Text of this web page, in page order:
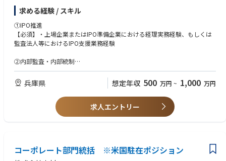
①IPO推進
中核メンバーとしての業務をお任せいたします。
社長・CFO・管理部門役員とともに、主に会計・内部統制分野の体系構
築を推進いただきます。
・J-SOXの整備（3点セットなど）
・会計における諸規定、ルールの策定
・海外子会社との連結決算体系構築
・その他特命事項 等
②内部監査・内部統制
・内部統制、J-SOX対応
・各種ルール策定、環境整備
求める経験 / スキル
①IPO推進
【必須】・上場企業またはIPO準備企業における経理実務経験、もしくは
監査法人等におけるIPO支援業務経験
②内部監査・内部統制
【必須】・会計監査の実務経験、もしくは上場企業における経理実務経験
③経理
【必須】・事業会社における経理実務経験
兵庫県 想定年収 500 万円 ~ 1,000 万円
求人エントリー
コーポレート部門統括 ※米国駐在ポジション